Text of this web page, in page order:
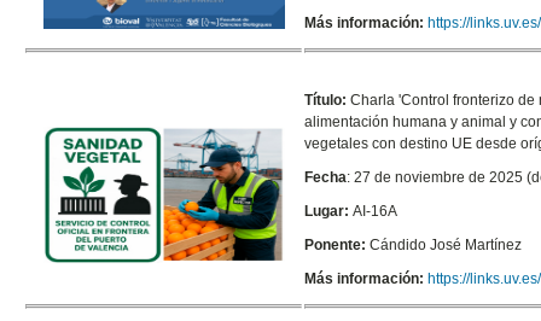
Más información: https://
Título:Charla 'Control fronterizo de
alimentación humana y animal y
vegetales con destino UE desde
Fecha: 27 de noviembre de 2025
Lugar:AI-16A
Ponente:Cándido José Martínez
Más información: https://